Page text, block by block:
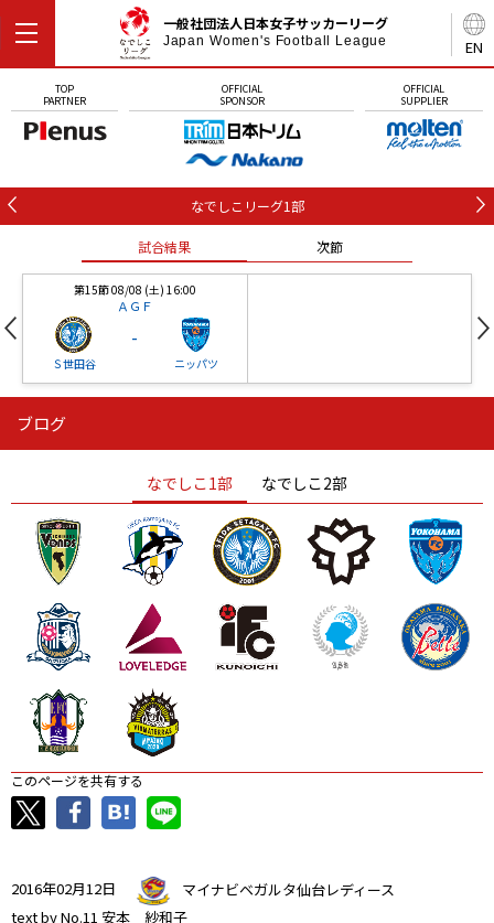
EN
一般社団法人日本女子サッカーリーグ
Japan Women's Football League
TOP
PARTNER
OFFICIAL
SPONSOR
OFFICIAL
SUPPLIER
なでしこリーグ1部
試合結果 次節
第15節 08/08 (土) 16:00
ＡＧＦ
Ｓ世田谷
-
ニッパツ
ニッパツ
ニッパツ 名古屋
石人の星
静岡 愛媛Ｌ
ブログ
なでしこ1部 なでしこ2部
このページを共有する
2016年02月12日
マイナビベガルタ仙台レディース
text by No.11 安本 紗和子